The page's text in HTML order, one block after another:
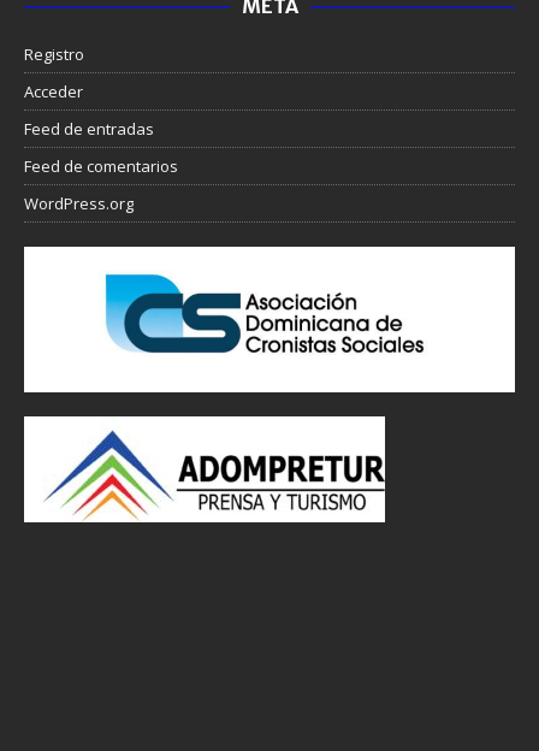
META
Registro
Acceder
Feed de entradas
Feed de comentarios
WordPress.org